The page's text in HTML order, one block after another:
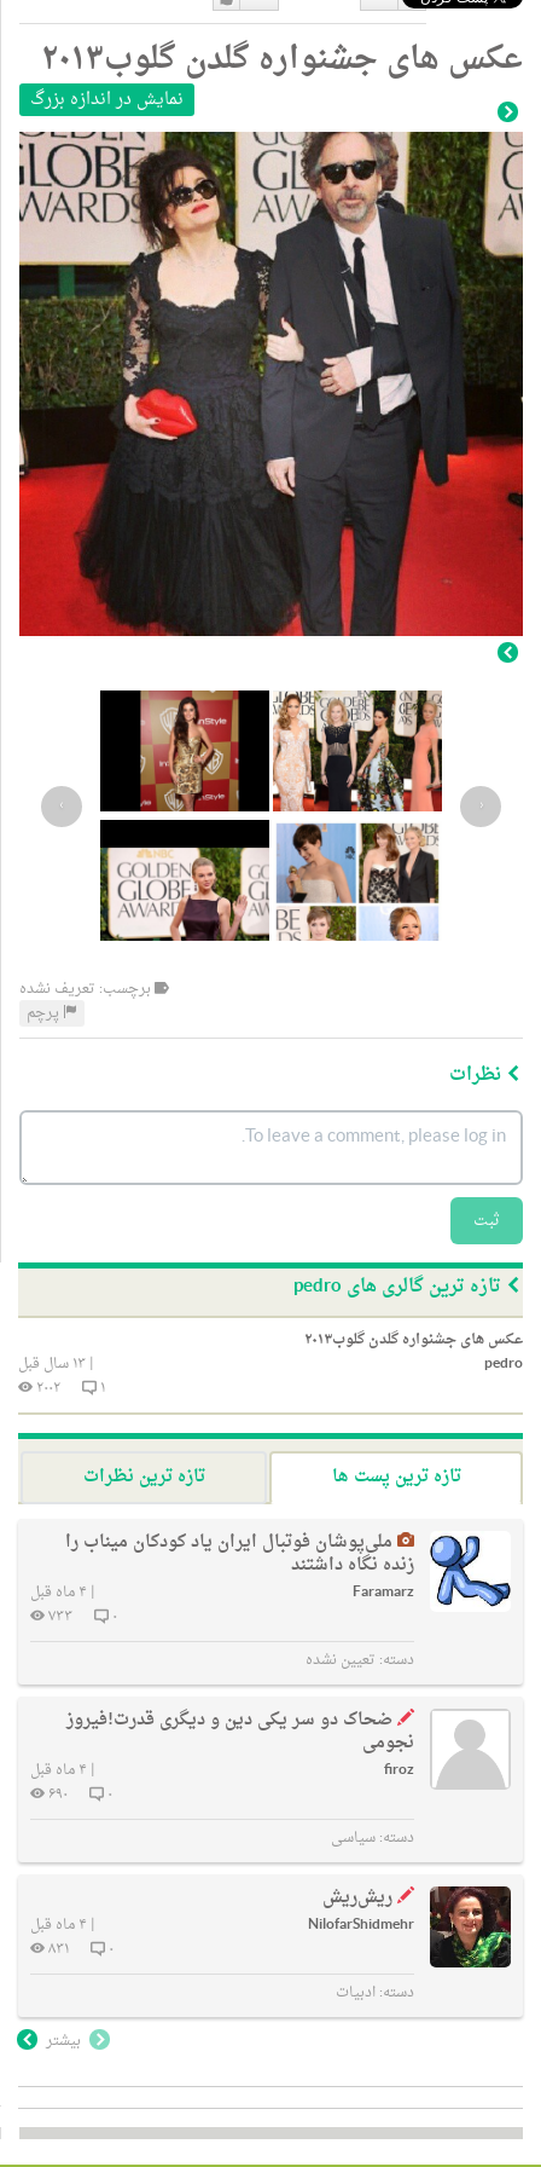
دوست
دارم
دوست
نداشتن
عکس های جشنواره گلدن گلوب۲۰۱۳
نمایش در اندازه بزرگ
‹
›
برچسب: تعریف نشده
پرچم
نظرات
ثبت
تازه ترین گالری های pedro
عکس های جشنواره گلدن گلوب۲۰۱۳
pedro
|۱۳ سال قبل
۱
۲۰۰۲
تازه ترین پست ها
تازه ترین نظرات
ملی‌پوشان فوتبال ایران یاد کودکان میناب را
زنده نگاه داشتند
Faramarz
| ۴ ماه قبل
۰
۷۳۳
دسته: تعیین نشده
ضحاک دو سر یکی دین و دیگری قدرت!فیروز
نجومی
firoz
| ۴ ماه قبل
۰
۶۹۰
دسته:سیاسی
ریش‌ریش
NilofarShidmehr
| ۴ ماه قبل
۰
۸۳۱
دسته:ادبیات
بیشتر